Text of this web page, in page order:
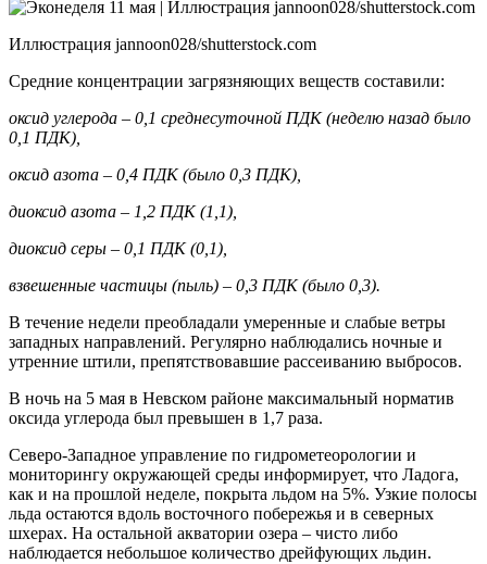
Иллюстрация jannoon028/shutterstock.com
Средние концентрации загрязняющих веществ составили:
оксид углерода – 0,1 среднесуточной ПДК (неделю назад было
0,1 ПДК),
оксид азота – 0,4 ПДК (было 0,3 ПДК),
диоксид азота – 1,2 ПДК (1,1),
диоксид серы – 0,1 ПДК (0,1),
взвешенные частицы (пыль) – 0,3 ПДК (было 0,3).
В течение недели преобладали умеренные и слабые ветры
западных направлений. Регулярно наблюдались ночные и
утренние штили, препятствовавшие рассеиванию выбросов.
В ночь на 5 мая в Невском районе максимальный норматив
оксида углерода был превышен в 1,7 раза.
Северо-Западное управление по гидрометеорологии и
мониторингу окружающей среды информирует, что Ладога,
как и на прошлой неделе, покрыта льдом на 5%. Узкие полосы
льда остаются вдоль восточного побережья и в северных
шхерах. На остальной акватории озера – чисто либо
наблюдается небольшое количество дрейфующих льдин.